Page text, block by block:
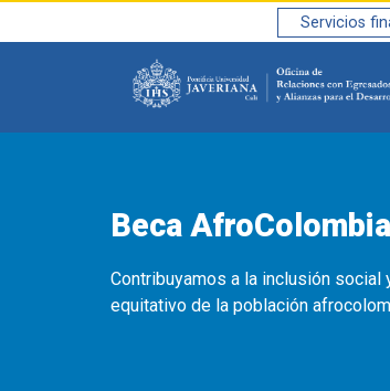
Servicios
Beca AfroColombia
Contribuyamos a la inclusión social
equitativo de la población